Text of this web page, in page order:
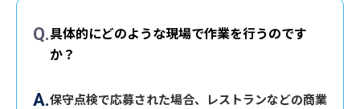
具体的にどのような現場で作業を行うのです
か？
保守点検で応募された場合、レストランなどの商業